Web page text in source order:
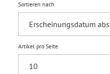
Sortieren nach
Artikel pro Seite